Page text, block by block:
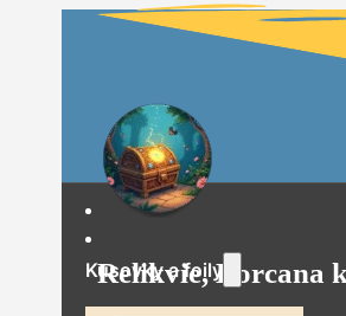
Relikvie, Lorcana
Kusovky a foily